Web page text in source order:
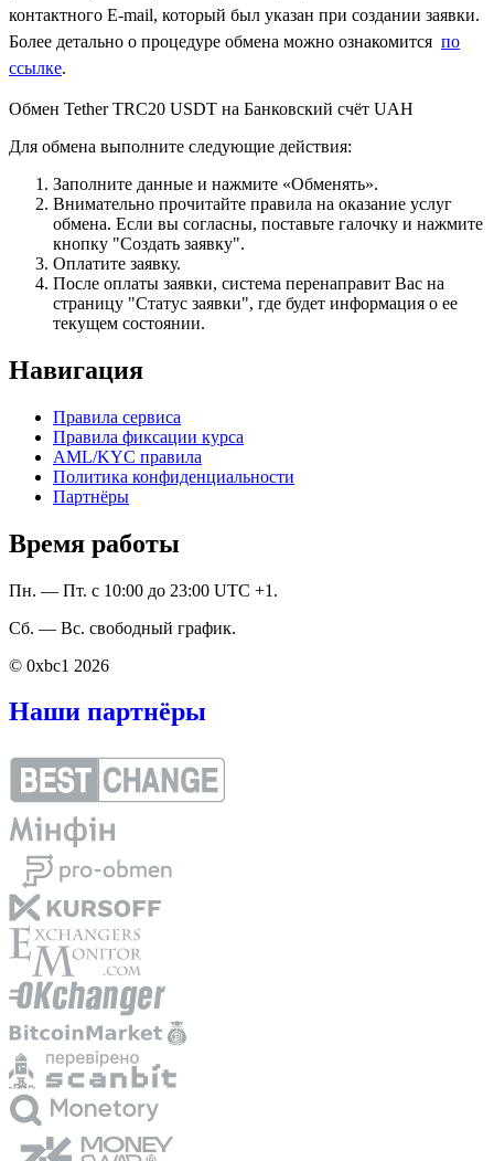
контактного Е-mail, который был указан при создании заявки.
Более детально о процедуре обмена можно ознакомится по
ссылке.
Обмен Tether TRC20 USDT на Банковский счёт UAH
Для обмена выполните следующие действия:
Заполните данные и нажмите «Обменять».
Внимательно прочитайте правила на оказание услуг
обмена. Если вы согласны, поставьте галочку и нажмите
кнопку "Создать заявку".
Оплатите заявку.
После оплаты заявки, система перенаправит Вас на
страницу "Статус заявки", где будет информация о ее
текущем состоянии.
Навигация
Правила сервиса
Правила фиксации курса
AML/KYC правила
Политика конфиденциальности
Партнёры
Время работы
Пн. — Пт. с 10:00 до 23:00 UTC +1.
Сб. — Вс. свободный график.
© 0xbc1 2026
Наши партнёры